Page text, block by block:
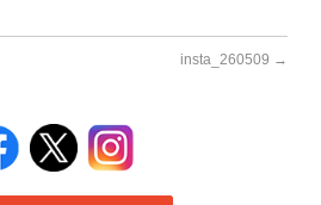
ー
insta_260509 →